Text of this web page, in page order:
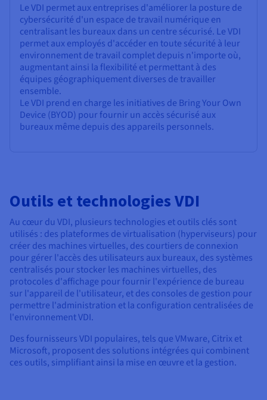
Le VDI permet aux entreprises d'améliorer la posture de
cybersécurité d'un espace de travail numérique en
centralisant les bureaux dans un centre sécurisé. Le VDI
permet aux employés d'accéder en toute sécurité à leur
environnement de travail complet depuis n'importe où,
augmentant ainsi la flexibilité et permettant à des
équipes géographiquement diverses de travailler
ensemble.
Le VDI prend en charge les initiatives de Bring Your Own
Device (BYOD) pour fournir un accès sécurisé aux
bureaux même depuis des appareils personnels.
Outils et technologies VDI
Au cœur du VDI, plusieurs technologies et outils clés sont
utilisés : des plateformes de virtualisation (hyperviseurs) pour
créer des machines virtuelles, des courtiers de connexion
pour gérer l'accès des utilisateurs aux bureaux, des systèmes
centralisés pour stocker les machines virtuelles, des
protocoles d'affichage pour fournir l'expérience de bureau
sur l'appareil de l'utilisateur, et des consoles de gestion pour
permettre l'administration et la configuration centralisées de
l'environnement VDI.
Des fournisseurs VDI populaires, tels que VMware, Citrix et
Microsoft, proposent des solutions intégrées qui combinent
ces outils, simplifiant ainsi la mise en œuvre et la gestion.